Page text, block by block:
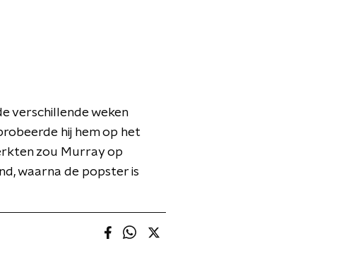
verschillende weken
hij hem op het
zou Murray op
waarna de popster is